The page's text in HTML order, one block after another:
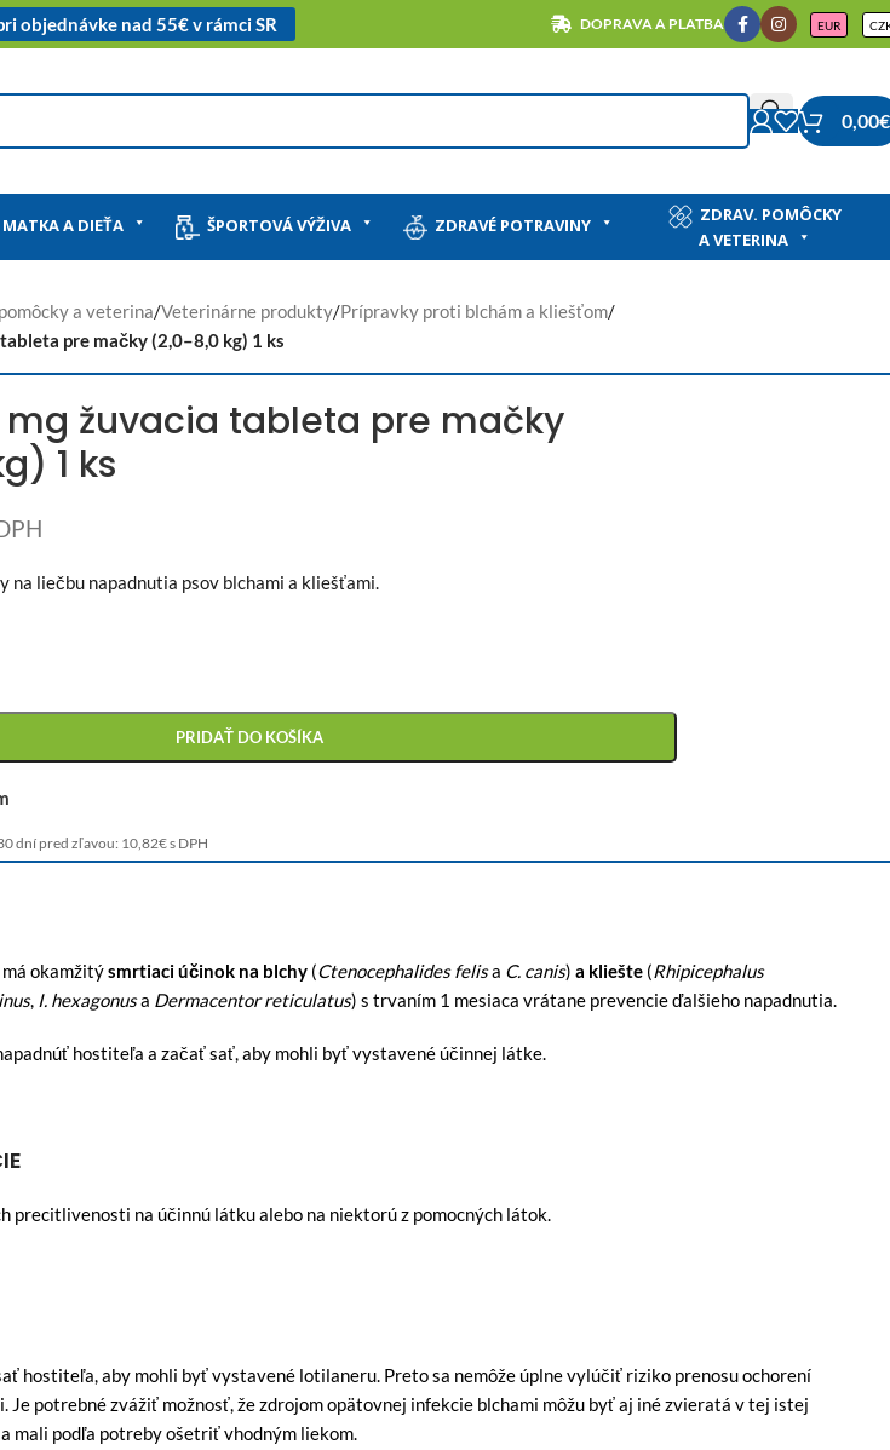
objednávke nad 55€ v rámci SR DOPRAVA A PLATBA EUR
0,00€
MATKA A DIEŤA ŠPORTOVÁ VÝŽIVA ZDRAVÉ POTRAVINY
ZDRAV. POMÔCKY
A VETERINA
a veterina/Veterinárne produkty/Prípravky proti blchám a kliešťom/
pre mačky (2,0–8,0 kg) 1 ks
mg žuvacia tableta pre mačky
1 ks
na liečbu napadnutia psov blchami a kliešťami.
PRIDAŤ DO KOŠÍKA
dní pred zľavou: 10,82€s DPH
okamžitýsmrtiaci účinok na blchy (Ctenocephalides felisa C. canis) a kliešte (Rhipicephalus
, I. hexagonusa Dermacentor reticulatus) s trvaním 1 mesiaca vrátane prevencie ďalšieho napadnutia.
hostiteľa a začať sať, aby mohli byť vystavené účinnej látke.
precitlivenosti na účinnú látku alebo na niektorú z pomocných látok.
hostiteľa, aby mohli byť vystavené lotilaneru. Preto sa nemôže úplne vylúčiť riziko prenosu ochorení
Je potrebné zvážiť možnosť, že zdrojom opätovnej infekcie blchami môžu byť aj iné zvieratá v tej istej
mali podľa potreby ošetriť vhodným liekom.